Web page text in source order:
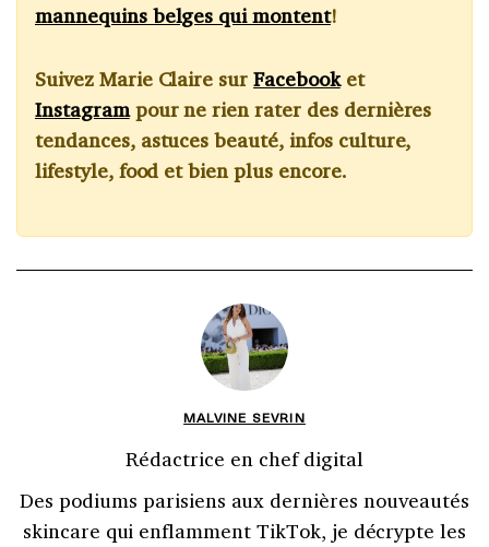
mannequins belges qui montent!
Suivez Marie Claire surFacebooket
Instagrampour ne rien rater des dernières
tendances, astuces beauté, infos culture,
lifestyle, food et bien plus encore.
MALVINE SEVRIN
Rédactrice en chef digital
Des podiums parisiens aux dernières nouveautés
skincare qui enflamment TikTok, je décrypte les